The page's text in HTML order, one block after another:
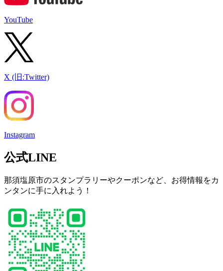
YouTube
X (旧:Twitter)
Instagram
公式LINE
那須塩原市のスタンプラリーやクーポンなど、お得情報をカ
ンタンに手に入れよう！